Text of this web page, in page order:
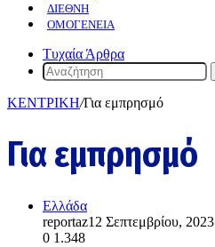
ΔΙΕΘΝΉ
ΟΜΟΓΈΝΕΙΑ
Τυχαία Άρθρα
ΚΕΝΤΡΙΚΗ/Για εμπρησμό
Για εμπρησμό
Ελλάδα
reportaz12 Σεπτεμβρίου, 2023
0 1.348